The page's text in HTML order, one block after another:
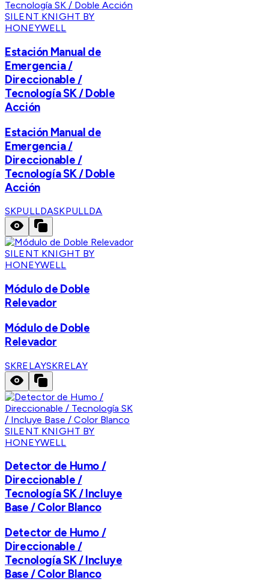
SILENT KNIGHT BY
HONEYWELL
Estación Manual de
Emergencia /
Direccionable /
Tecnología SK / Doble
Acción
Estación Manual de
Emergencia /
Direccionable /
Tecnología SK / Doble
Acción
SKPULLDASKPULLDA
SILENT KNIGHT BY
HONEYWELL
Módulo de Doble
Relevador
Módulo de Doble
Relevador
SKRELAYSKRELAY
SILENT KNIGHT BY
HONEYWELL
Detector de Humo /
Direccionable /
Tecnología SK / Incluye
Base / Color Blanco
Detector de Humo /
Direccionable /
Tecnología SK / Incluye
Base / Color Blanco